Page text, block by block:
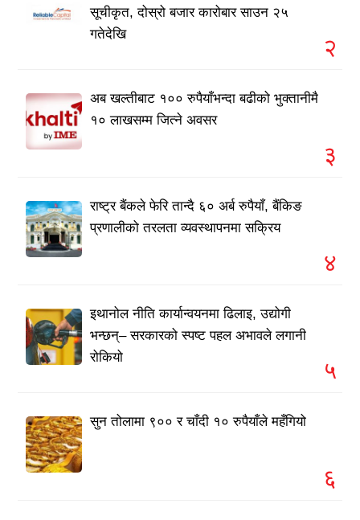
सूचीकृत, दोस्रो बजार कारोबार साउन २५
गतेदेखि
२
अब खल्तीबाट १०० रुपैयाँभन्दा बढीको भुक्तानीमै
१० लाखसम्म जित्ने अवसर
३
राष्ट्र बैंकले फेरि तान्दै ६० अर्ब रुपैयाँ, बैंकिङ
प्रणालीको तरलता व्यवस्थापनमा सक्रिय
४
इथानोल नीति कार्यान्वयनमा ढिलाइ, उद्योगी
भन्छन्– सरकारको स्पष्ट पहल अभावले लगानी
रोकियो
५
सुन तोलामा ९०० र चाँदी १० रुपैयाँले महँगियो
६